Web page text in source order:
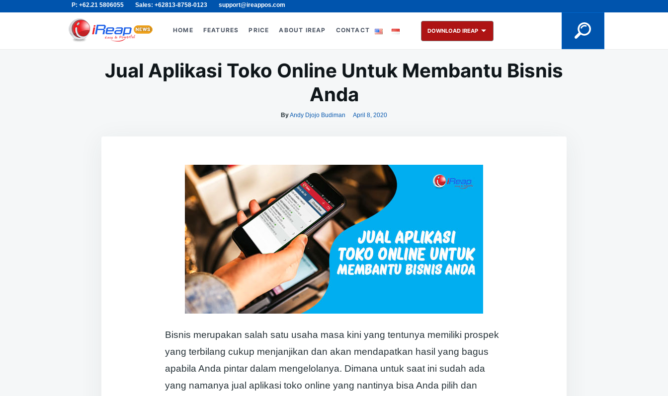
P: +62.21 5806055 Sales: +62813-8758-0123 support@ireappos.com
Search
HOME FEATURES PRICE ABOUT IREAP CONTACT DOWNLOAD IREAP
Jual Aplikasi Toko Online Untuk Membantu Bisnis
Anda
ByAndy Djojo Budiman April 8, 2020
Bisnis merupakan salah satu usaha masa kini yang tentunya memiliki prospek
yang terbilang cukup menjanjikan dan akan mendapatkan hasil yang bagus
apabila Anda pintar dalam mengelolanya. Dimana untuk saat ini sudah ada
yang namanya jual aplikasi toko online yang nantinya bisa Anda pilih dan